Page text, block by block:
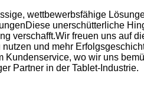
wettbewerbsfähige
unerschütterliche
verschafft.Wir freuen uns auf
und mehr
Kundenservice, wo wir uns
Partner in der Tablet-Industrie.